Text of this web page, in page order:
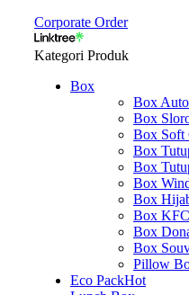
Corporate Order
Kategori Produk
Box
Box
Box
Box Soft
Box
Box
Box
Box
Box KFC
Box
Box
Pillow
Eco PackHot